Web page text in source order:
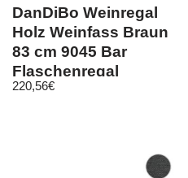
DanDiBo Weinregal
Holz Weinfass Braun
83 cm 9045 Bar
Flaschenregal
Flaschenständer XL
220,56€